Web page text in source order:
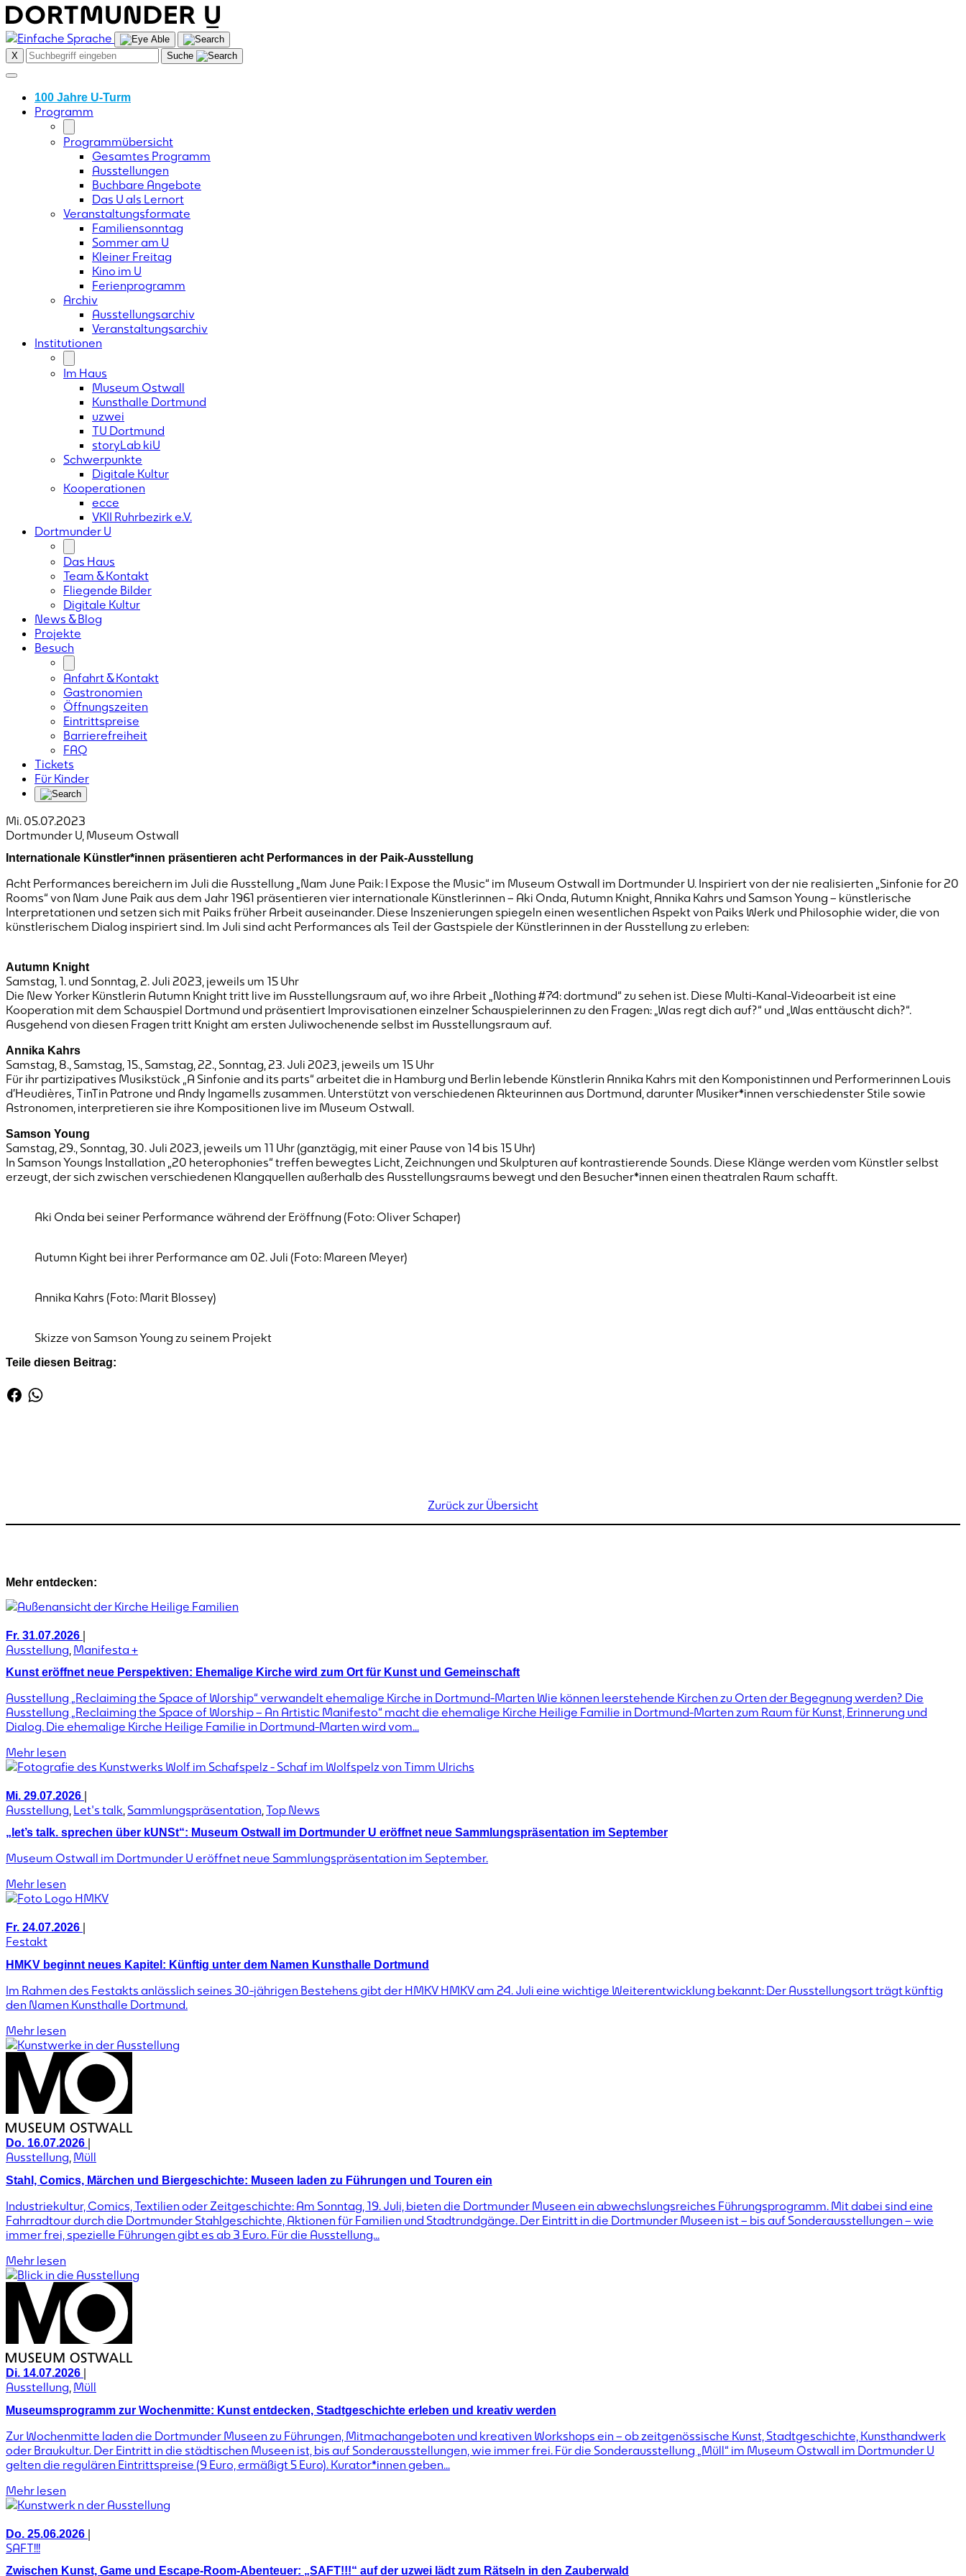
Skip
to
content
X Suche
100 Jahre U-Turm
Programm
Programmübersicht
Gesamtes Programm
Ausstellungen
Buchbare Angebote
Das U als Lernort
Veranstaltungsformate
Familiensonntag
Sommer am U
Kleiner Freitag
Kino im U
Ferienprogramm
Archiv
Ausstellungsarchiv
Veranstaltungsarchiv
Institutionen
Im Haus
Museum Ostwall
Kunsthalle Dortmund
uzwei
TU Dortmund
storyLab kiU
Schwerpunkte
Digitale Kultur
Kooperationen
ecce
VKII Ruhrbezirk e.V.
Dortmunder U
Das Haus
Team & Kontakt
Fliegende Bilder
Digitale Kultur
News & Blog
Projekte
Besuch
Anfahrt & Kontakt
Gastronomien
Öffnungszeiten
Eintrittspreise
Barrierefreiheit
FAQ
Tickets
Für Kinder
Mi. 05.07.2023
Dortmunder U, Museum Ostwall
Internationale Künstler*innen präsentieren acht Performances in der Paik-Ausstellung
Acht Performances bereichern im Juli die Ausstellung „Nam June Paik: I Expose the Music“ im Museum Ostwall im Dortmunder U. Inspiriert von der nie realisierten „Sinfonie for 20
Rooms“ von Nam June Paik aus dem Jahr 1961 präsentieren vier internationale Künstlerinnen – Aki Onda, Autumn Knight, Annika Kahrs und Samson Young – künstlerische
Interpretationen und setzen sich mit Paiks früher Arbeit auseinander. Diese Inszenierungen spiegeln einen wesentlichen Aspekt von Paiks Werk und Philosophie wider, die von
künstlerischem Dialog inspiriert sind. Im Juli sind acht Performances als Teil der Gastspiele der Künstlerinnen in der Ausstellung zu erleben:
Autumn Knight
Samstag, 1. und Sonntag, 2. Juli 2023, jeweils um 15 Uhr
Die New Yorker Künstlerin Autumn Knight tritt live im Ausstellungsraum auf, wo ihre Arbeit „Nothing #74: dortmund“ zu sehen ist. Diese Multi-Kanal-Videoarbeit ist eine
Kooperation mit dem Schauspiel Dortmund und präsentiert Improvisationen einzelner Schauspielerinnen zu den Fragen: „Was regt dich auf?“ und „Was enttäuscht dich?“.
Ausgehend von diesen Fragen tritt Knight am ersten Juliwochenende selbst im Ausstellungsraum auf.
Annika Kahrs
Samstag, 8., Samstag, 15., Samstag, 22., Sonntag, 23. Juli 2023, jeweils um 15 Uhr
Für ihr partizipatives Musikstück „A Sinfonie and its parts“ arbeitet die in Hamburg und Berlin lebende Künstlerin Annika Kahrs mit den Komponistinnen und Performerinnen Louis
d’Heudières, TinTin Patrone und Andy Ingamells zusammen. Unterstützt von verschiedenen Akteurinnen aus Dortmund, darunter Musiker*innen verschiedenster Stile sowie
Astronomen, interpretieren sie ihre Kompositionen live im Museum Ostwall.
Samson Young
Samstag, 29., Sonntag, 30. Juli 2023, jeweils um 11 Uhr (ganztägig, mit einer Pause von 14 bis 15 Uhr)
In Samson Youngs Installation „20 heterophonies“ treffen bewegtes Licht, Zeichnungen und Skulpturen auf kontrastierende Sounds. Diese Klänge werden vom Künstler selbst
erzeugt, der sich zwischen verschiedenen Klangquellen außerhalb des Ausstellungsraums bewegt und den Besucher*innen einen theatralen Raum schafft.
Aki Onda bei seiner Performance während der Eröffnung (Foto: Oliver Schaper)
Autumn Kight bei ihrer Performance am 02. Juli (Foto: Mareen Meyer)
Annika Kahrs (Foto: Marit Blossey)
Skizze von Samson Young zu seinem Projekt
Teile diesen Beitrag:
Zurück zur Übersicht
Mehr entdecken:
Fr. 31.07.2026 |
Ausstellung Manifesta +
Kunst eröffnet neue Perspektiven: Ehemalige Kirche wird zum Ort für Kunst und Gemeinschaft
Ausstellung „Reclaiming the Space of Worship“ verwandelt ehemalige Kirche in Dortmund-Marten Wie können leerstehende Kirchen zu Orten der Begegnung werden? Die
Ausstellung „Reclaiming the Space of Worship – An Artistic Manifesto“ macht die ehemalige Kirche Heilige Familie in Dortmund-Marten zum Raum für Kunst, Erinnerung und
Dialog. Die ehemalige Kirche Heilige Familie in Dortmund-Marten wird vom...
Mehr lesen
Mi. 29.07.2026 |
Ausstellung, Let's talk, Sammlungspräsentation, Top News
„let’s talk. sprechen über kUNSt“: Museum Ostwall im Dortmunder U eröffnet neue Sammlungspräsentation im September
Museum Ostwall im Dortmunder U eröffnet neue Sammlungspräsentation im September.
Mehr lesen
Fr. 24.07.2026 |
Festakt
HMKV beginnt neues Kapitel: Künftig unter dem Namen Kunsthalle Dortmund
Im Rahmen des Festakts anlässlich seines 30-jährigen Bestehens gibt der HMKV HMKV am 24. Juli eine wichtige Weiterentwicklung bekannt: Der Ausstellungsort trägt künftig
den Namen Kunsthalle Dortmund.
Mehr lesen
Do. 16.07.2026 |
Ausstellung, Müll
Stahl, Comics, Märchen und Biergeschichte: Museen laden zu Führungen und Touren ein
Industriekultur, Comics, Textilien oder Zeitgeschichte: Am Sonntag, 19. Juli, bieten die Dortmunder Museen ein abwechslungsreiches Führungsprogramm. Mit dabei sind eine
Fahrradtour durch die Dortmunder Stahlgeschichte, Aktionen für Familien und Stadtrundgänge. Der Eintritt in die Dortmunder Museen ist – bis auf Sonderausstellungen – wie
immer frei, spezielle Führungen gibt es ab 3 Euro. Für die Ausstellung...
Mehr lesen
Di. 14.07.2026 |
Ausstellung, Müll
Museumsprogramm zur Wochenmitte: Kunst entdecken, Stadtgeschichte erleben und kreativ werden
Zur Wochenmitte laden die Dortmunder Museen zu Führungen, Mitmachangeboten und kreativen Workshops ein – ob zeitgenössische Kunst, Stadtgeschichte, Kunsthandwerk
oder Braukultur. Der Eintritt in die städtischen Museen ist, bis auf Sonderausstellungen, wie immer frei. Für die Sonderausstellung „Müll“ im Museum Ostwall im Dortmunder U
gelten die regulären Eintrittspreise (9 Euro, ermäßigt 5 Euro). Kurator*innen geben...
Mehr lesen
Do. 25.06.2026 |
SAFT!!!
Zwischen Kunst, Game und Escape-Room-Abenteuer: „SAFT!!!“ auf der uzwei lädt zum Rätseln in den Zauberwald